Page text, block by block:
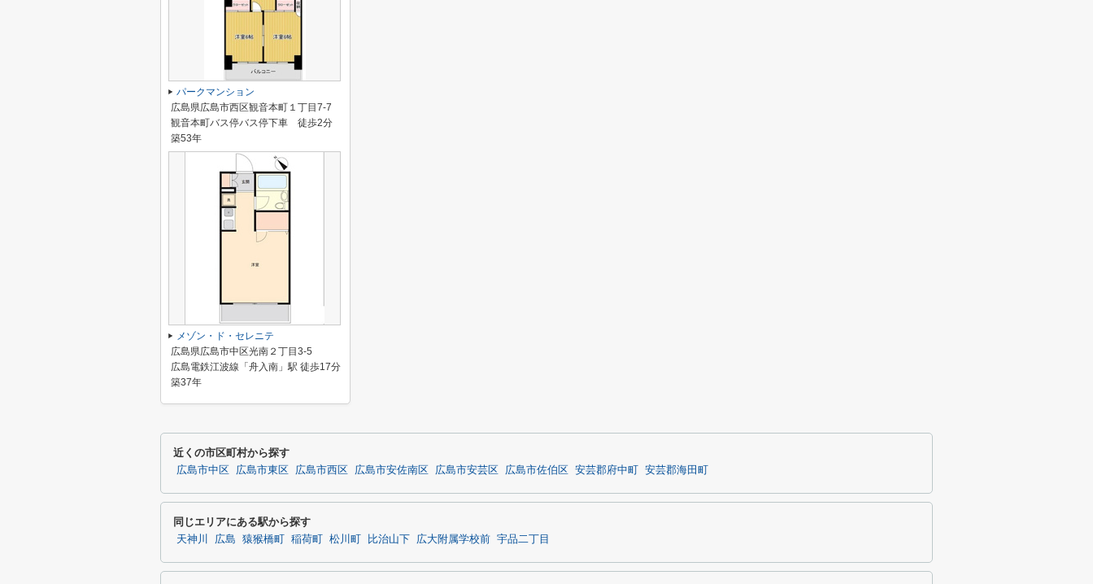
パークマンション
広島県広島市西区観音本町１丁目7-7
観音本町バス停バス停下車 徒歩2分
築53年
メゾン・ド・セレニテ
広島県広島市中区光南２丁目3-5
広島電鉄江波線「舟入南」駅 徒歩17分
築37年
近くの市区町村から探す
広島市中区 広島市東区 広島市西区 広島市安佐南区 広島市安芸区 広島市佐伯区 安芸郡府中町 安芸郡海田町
同じエリアにある駅から探す
天神川 広島 猿猴橋町 稲荷町 松川町 比治山下 広大附属学校前 宇品二丁目